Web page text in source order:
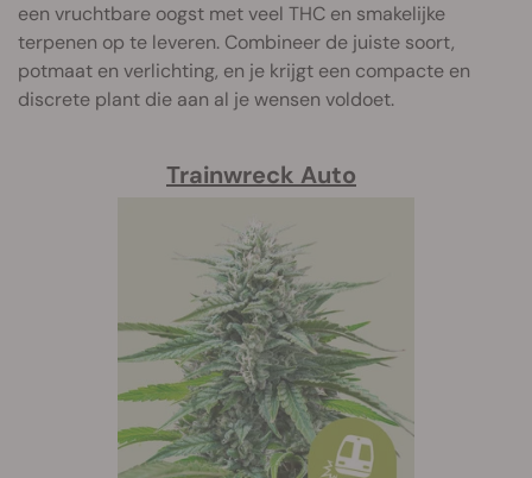
een vruchtbare oogst met veel THC en smakelijke
terpenen op te leveren. Combineer de juiste soort,
potmaat en verlichting, en je krijgt een compacte en
discrete plant die aan al je wensen voldoet.
Trainwreck Auto